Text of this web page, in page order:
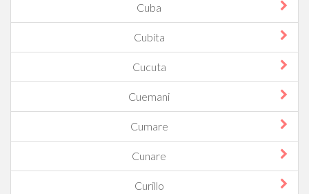
Cuba
Cubita
Cucuta
Cuemani
Cumare
Cunare
Curillo